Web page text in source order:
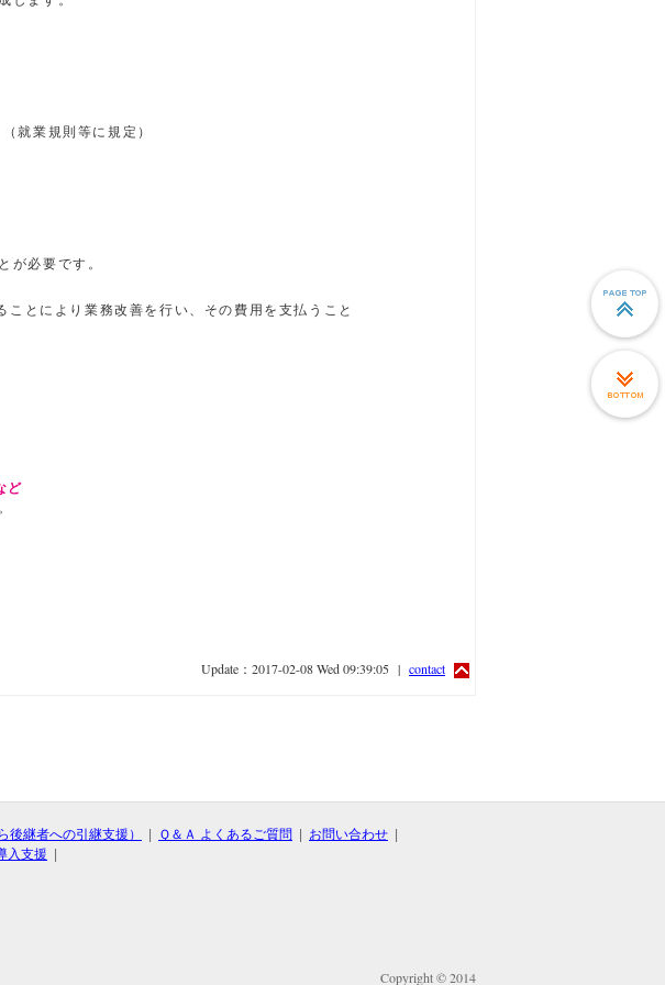
就業規則等に規定）
が必要です。
とにより業務改善を行い、その費用を支払うこと
ど
Update：2017-02-08 Wed 09:39:05 | contact
後継者への引継支援） Ｑ＆Ａ よくあるご質問 お問い合わせ
入支援
Copyright © 2014